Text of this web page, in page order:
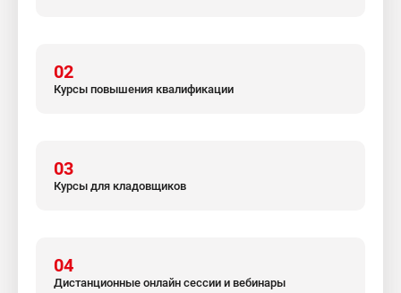
02
Курсы повышения квалификации
03
Курсы для кладовщиков
04
Дистанционные онлайн сессии и вебинары